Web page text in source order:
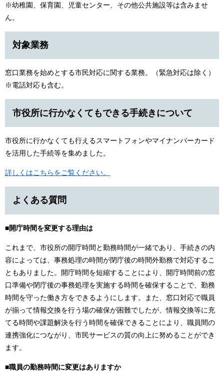
※幼稚園、保育園、児童センター、その他公共施設等は含みませ
ん。
対象業務
窓口業務を始めとする市民対応に関する業務。（緊急対応は除く）
※電話対応も含む。
市役所に行かなくてもできる手続きについて
市役所に行かなくても行えるスマートフォンやマイナンバーカード
を活用した手続等を集めました。
詳しくはこちらをご覧ください。
よくある質問
■開庁時間を変更する理由は
これまで、市役所の開庁時間と勤務時間が一緒であり、手続きの内
容によっては、事務処理の時間が閉庁後の時間外勤務で対応するこ
ともありました。開庁時間を短縮することにより、開庁時間前の窓
口準備や閉庁後の事務処理を実施する時間を確保することで、勤務
時間を守った働き方をできるようにします。また、窓口対応で職員
が揃って情報交換を行う場の確保が困難でしたが、情報交換等に充
てる時間や課題解決を行う時間を確保できることにより、職員間の
連携強化につながり、市民サービスの質の向上に努めることができ
ます。
■職員の勤務時間に変更はありますか